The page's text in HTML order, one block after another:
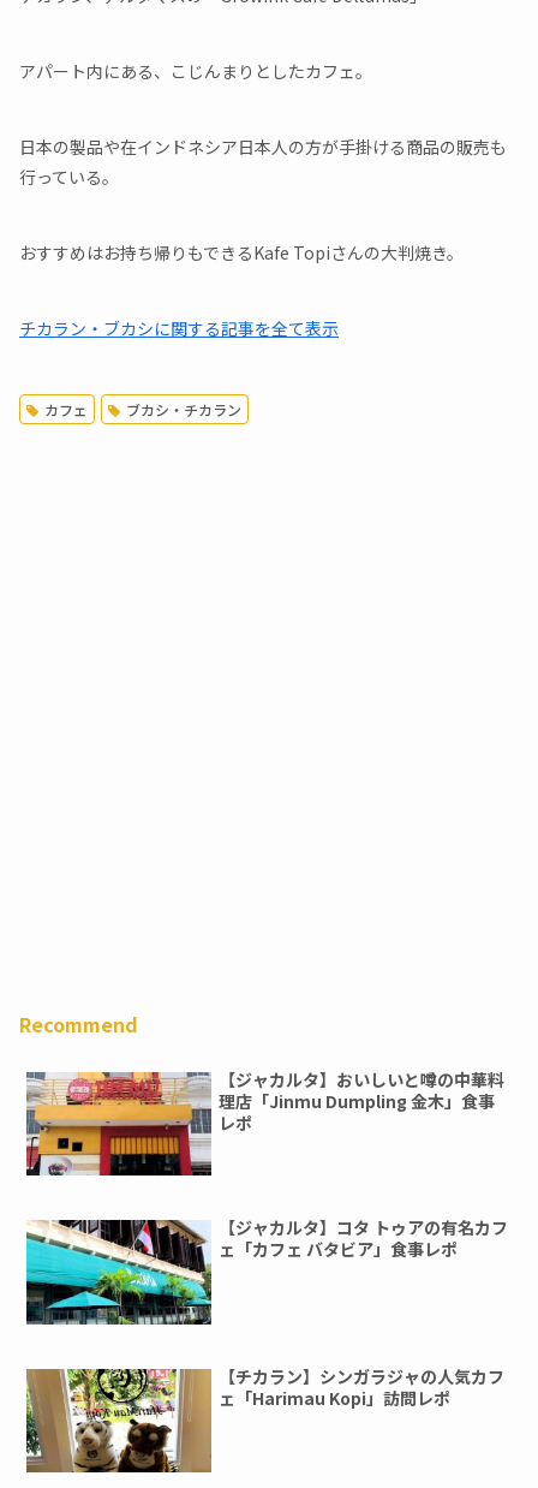
アパート内にある、こじんまりとしたカフェ。
日本の製品や在インドネシア日本人の方が手掛ける商品の販売も
行っている。
おすすめはお持ち帰りもできるKafe Topiさんの大判焼き。
チカラン・ブカシに関する記事を全て表示
カフェ ブカシ・チカラン
Recommend
【ジャカルタ】おいしいと噂の中華料
理店「Jinmu Dumpling 金木」食事
レポ
【ジャカルタ】コタ トゥアの有名カフ
ェ「カフェ バタビア」食事レポ
【チカラン】シンガラジャの人気カフ
ェ「Harimau Kopi」訪問レポ